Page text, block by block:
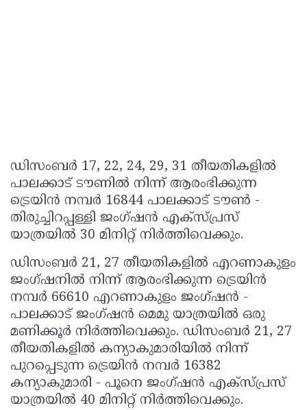
ഡിസംബർ 17, 22, 24, 29, 31 തീയതികളിൽ
പാലക്കാട് ടൗണിൽ നിന്ന് ആരംഭിക്കുന്ന
ട്രെയിൻ നമ്പർ 16844 പാലക്കാട് ടൗൺ -
തിരുച്ചിറപ്പള്ളി ജംഗ്ഷൻ എക്സ്പ്രസ്
യാത്രയിൽ 30 മിനിറ്റ് നിർത്തിവെക്കും.
ഡിസംബർ 21, 27 തീയതികളിൽ എറണാകുളം
ജംഗ്ഷനിൽ നിന്ന് ആരംഭിക്കുന്ന ട്രെയിൻ
നമ്പർ 66610 എറണാകുളം ജംഗ്ഷൻ -
പാലക്കാട് ജംഗ്ഷൻ മെമു യാത്രയിൽ ഒരു
മണിക്കൂർ നിർത്തിവെക്കും. ഡിസംബർ 21, 27
തീയതികളിൽ കന്യാകുമാരിയിൽ നിന്ന്
പുറപ്പെടുന്ന ട്രെയിൻ നമ്പർ 16382
കന്യാകുമാരി - പൂനെ ജംഗ്ഷൻ എക്സ്പ്രസ്
യാത്രയിൽ 40 മിനിറ്റ് നിർത്തിവെക്കും.